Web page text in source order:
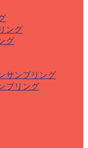
ング
グ
サンプリング
プリング